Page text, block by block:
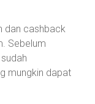
dan cashback
Sebelum
mungkin dapat